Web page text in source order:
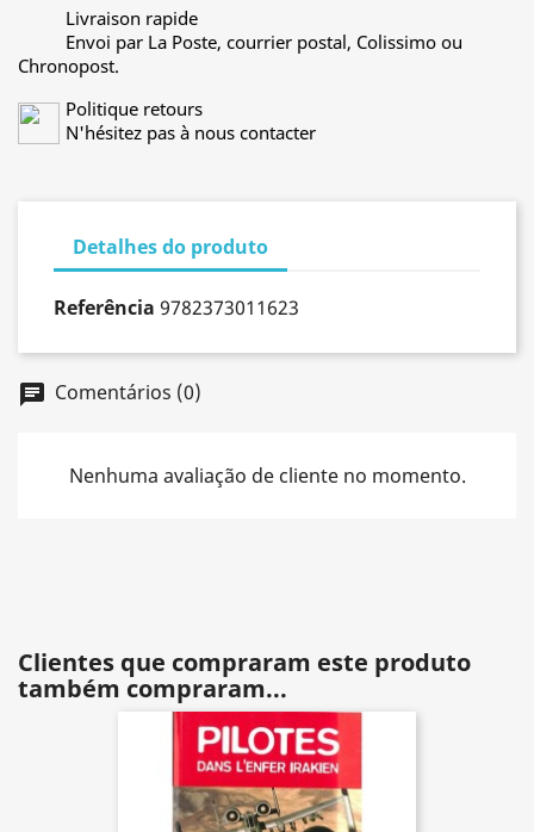
Livraison rapide
Envoi par La Poste, courrier postal, Colissimo ou
Chronopost.
Politique retours
N'hésitez pas à nous contacter
Detalhes do produto
Referência 9782373011623
chat Comentários (0)
Nenhuma avaliação de cliente no momento.
Clientes que compraram este produto
também compraram...